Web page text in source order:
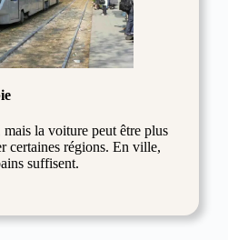
la voiture peut être plus
certaines régions. En ville,
suffisent.